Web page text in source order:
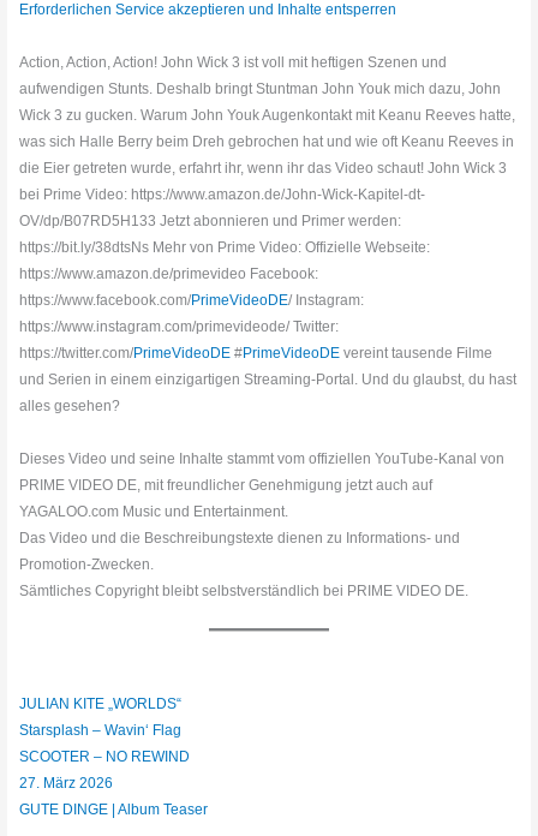
Erforderlichen Service akzeptieren und Inhalte entsperren
Action, Action, Action! John Wick 3 ist voll mit heftigen Szenen und
aufwendigen Stunts. Deshalb bringt Stuntman John Youk mich dazu, John
Wick 3 zu gucken. Warum John Youk Augenkontakt mit Keanu Reeves hatte,
was sich Halle Berry beim Dreh gebrochen hat und wie oft Keanu Reeves in
die Eier getreten wurde, erfahrt ihr, wenn ihr das Video schaut! John Wick 3
bei Prime Video: https://www.amazon.de/John-Wick-Kapitel-dt-
OV/dp/B07RD5H133 Jetzt abonnieren und Primer werden:
https://bit.ly/38dtsNs Mehr von Prime Video: Offizielle Webseite:
https://www.amazon.de/primevideo Facebook:
https://www.facebook.com/PrimeVideoDE/ Instagram:
https://www.instagram.com/primevideode/ Twitter:
https://twitter.com/PrimeVideoDE #PrimeVideoDE vereint tausende Filme
und Serien in einem einzigartigen Streaming-Portal. Und du glaubst, du hast
alles gesehen?
Dieses Video und seine Inhalte stammt vom offiziellen YouTube-Kanal von
PRIME VIDEO DE, mit freundlicher Genehmigung jetzt auch auf
YAGALOO.com Music und Entertainment.
Das Video und die Beschreibungstexte dienen zu Informations- und
Promotion-Zwecken.
Sämtliches Copyright bleibt selbstverständlich bei PRIME VIDEO DE.
JULIAN KITE „WORLDS“
Starsplash – Wavin‘ Flag
SCOOTER – NO REWIND
27. März 2026
GUTE DINGE | Album Teaser